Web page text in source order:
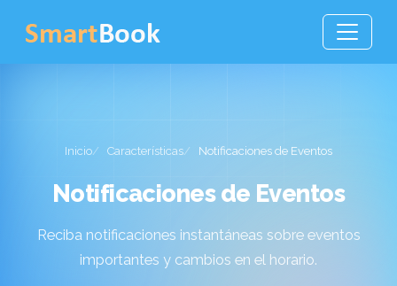
Inicio Características Notificaciones de Eventos
Notificaciones de Eventos
Reciba notificaciones instantáneas sobre eventos
importantes y cambios en el horario.